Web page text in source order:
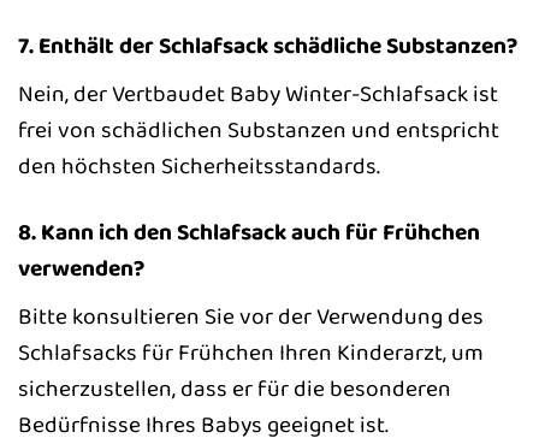
7. Enthält der Schlafsack schädliche Substanzen?
Nein, der Vertbaudet Baby Winter-Schlafsack ist
frei von schädlichen Substanzen und entspricht
den höchsten Sicherheitsstandards.
8. Kann ich den Schlafsack auch für Frühchen
verwenden?
Bitte konsultieren Sie vor der Verwendung des
Schlafsacks für Frühchen Ihren Kinderarzt, um
sicherzustellen, dass er für die besonderen
Bedürfnisse Ihres Babys geeignet ist.